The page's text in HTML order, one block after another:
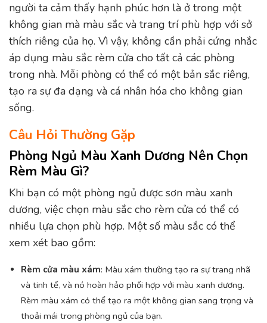
người ta cảm thấy hạnh phúc hơn là ở trong một
không gian mà màu sắc và trang trí phù hợp với sở
thích riêng của họ. Vì vậy, không cần phải cứng nhắc
áp dụng màu sắc rèm cửa cho tất cả các phòng
trong nhà. Mỗi phòng có thể có một bản sắc riêng,
tạo ra sự đa dạng và cá nhân hóa cho không gian
sống.
Câu Hỏi Thường Gặp
Phòng Ngủ Màu Xanh Dương Nên Chọn
Rèm Màu Gì?
Khi bạn có một phòng ngủ được sơn màu xanh
dương, việc chọn màu sắc cho rèm cửa có thể có
nhiều lựa chọn phù hợp. Một số màu sắc có thể
xem xét bao gồm:
Rèm cửa màu xám: Màu xám thường tạo ra sự trang nhã
và tinh tế, và nó hoàn hảo phối hợp với màu xanh dương.
Rèm màu xám có thể tạo ra một không gian sang trọng và
thoải mái trong phòng ngủ của bạn.